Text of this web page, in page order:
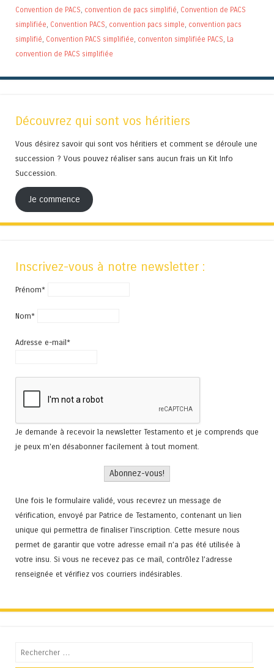
Convention de PACS convention de pacs simplifié Convention de PACS
simplifiée Convention PACS convention pacs simple convention pacs
simplifié Convention PACS simplifiée conventon simplifiée PACS La
convention de PACS simplifiée
Découvrez qui sont vos héritiers
Vous désirez savoir qui sont vos héritiers et comment se déroule une
succession ? Vous pouvez réaliser sans aucun frais un Kit Info
Succession.
Je commence
Inscrivez-vous à notre newsletter :
Prénom*
Nom*
Adresse e-mail*
Je demande à recevoir la newsletter Testamento et je comprends que
je peux m'en désabonner facilement à tout moment.
Une fois le formulaire validé, vous recevrez un message de
vérification, envoyé par Patrice de Testamento, contenant un lien
unique qui permettra de finaliser l'inscription. Cette mesure nous
permet de garantir que votre adresse email n’a pas été utilisée à
votre insu. Si vous ne recevez pas ce mail, contrôlez l’adresse
renseignée et vérifiez vos courriers indésirables.
Recherche